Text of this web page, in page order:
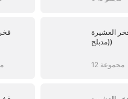
العشيرة
(مدبلج)
12 مجموعة